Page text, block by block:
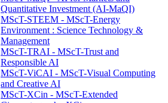
Quantitative Investment (AI-MaQI)
MScT-STEEM - MScT-Energy
Environment : Science Technology &
Management
MScT-TRAI - MScT-Trust and
Responsible AI
MScT-ViCAI - MScT-Visual Computing
and Creative AI
MScT-XCin - MScT-Extended